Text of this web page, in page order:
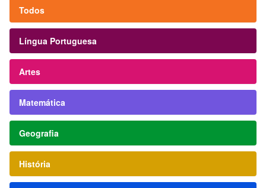
Todos
Língua Portuguesa
Artes
Matemática
Geografia
História